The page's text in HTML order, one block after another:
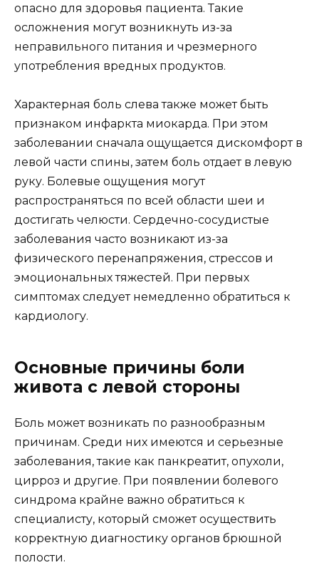
опасно для здоровья пациента. Такие
осложнения могут возникнуть из-за
неправильного питания и чрезмерного
употребления вредных продуктов.
Характерная боль слева также может быть
признаком инфаркта миокарда. При этом
заболевании сначала ощущается дискомфорт в
левой части спины, затем боль отдает в левую
руку. Болевые ощущения могут
распространяться по всей области шеи и
достигать челюсти. Сердечно-сосудистые
заболевания часто возникают из-за
физического перенапряжения, стрессов и
эмоциональных тяжестей. При первых
симптомах следует немедленно обратиться к
кардиологу.
Основные причины боли
живота с левой стороны
Боль может возникать по разнообразным
причинам. Среди них имеются и серьезные
заболевания, такие как панкреатит, опухоли,
цирроз и другие. При появлении болевого
синдрома крайне важно обратиться к
специалисту, который сможет осуществить
корректную диагностику органов брюшной
полости.